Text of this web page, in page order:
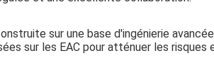
sur une base d'ingénierie
sur les EAC pour atténuer les